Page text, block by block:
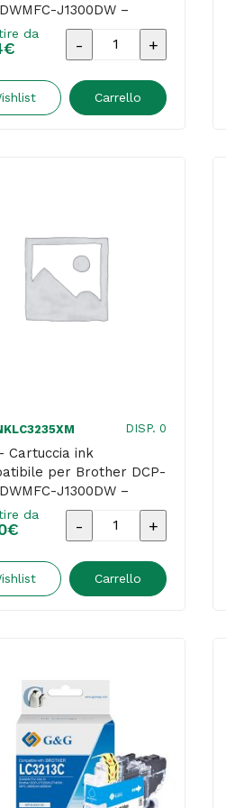
J1300DW –
da
€
G&G
Cartuccia
J1100DWMFC-
J1300DW
Carrello
DISP. 0
Cartuccia ink
per Brother DCP-
J1300DW –
da
€
G&G
Cartuccia
Brother
DCP-
J1100DWMFC-
J1300DW
-
Carrello